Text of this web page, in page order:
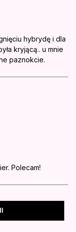
hybrydę i dla
kryjącą.. u mnie
paznokcie.
Polecam!